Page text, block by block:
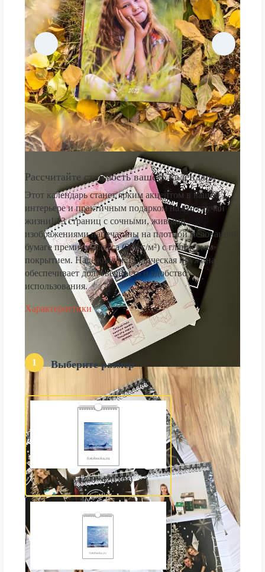
Рассчитайте стоимость вашего календаря
Этот календарь станет ярким акцентом в вашем
интерьере и практичным подарком на все случаи
жизни! 13 страниц с сочными, живыми
изображениями напечатаны на плотной мелованной
бумаге премиум-класса (250 г/м²) с глянцевым
покрытием. Надёжная металлическая пружина
обеспечивает долговечность и удобство
использования.
Характеристики
1 Выберите размер
А3 (300×420 мм)